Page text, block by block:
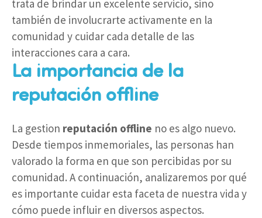
La importancia de la
reputación offline
La gestion reputación offline no es algo nuevo.
Desde tiempos inmemoriales, las personas han
valorado la forma en que son percibidas por su
comunidad. A continuación, analizaremos por qué
es importante cuidar esta faceta de nuestra vida y
cómo puede influir en diversos aspectos.